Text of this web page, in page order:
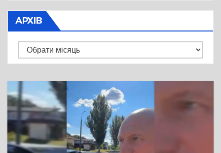
АРХІВ
Архів